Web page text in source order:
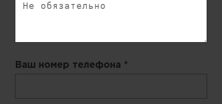
Ваш номер телефона *